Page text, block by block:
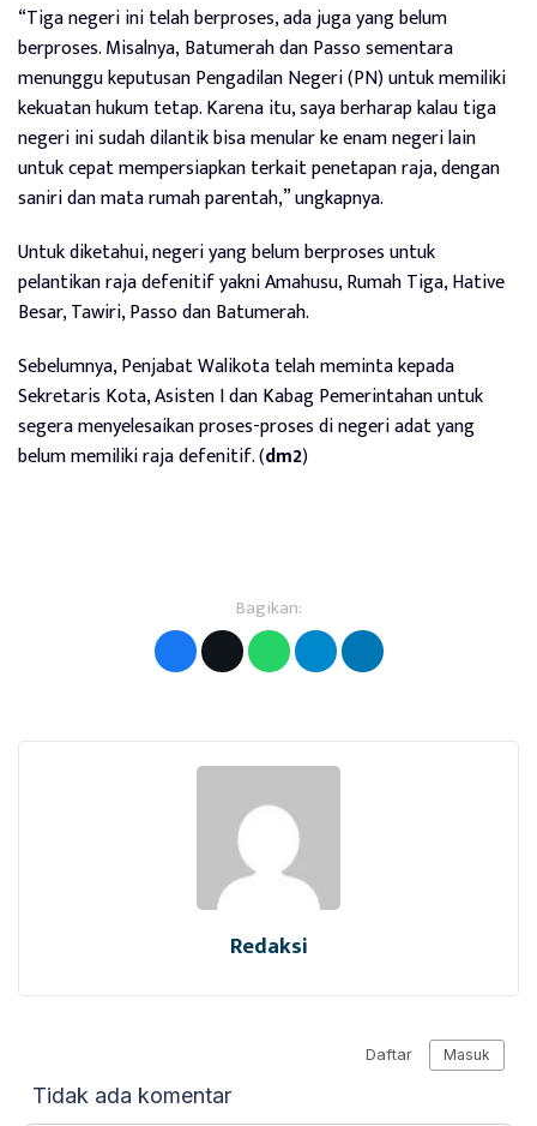
“Tiga negeri ini telah berproses, ada juga yang belum
berproses. Misalnya,Batumerah dan Passo sementara
menunggu keputusan Pengadilan Negeri (PN) untuk memiliki
kekuatan hukum tetap. Karena itu, saya berharap kalau tiga
negeri ini sudah dilantik bisa menular ke enam negeri lain
untuk cepat mempersiapkan terkait penetapan raja, dengan
saniri dan mata rumah parentah,” ungkapnya.
Untuk diketahui, negeri yang belum berproses untuk
pelantikan raja defenitif yakni Amahusu, Rumah Tiga, Hative
Besar, Tawiri, Passo dan Batumerah.
Sebelumnya, Penjabat Walikota telah meminta kepada
Sekretaris Kota, Asisten I dan Kabag Pemerintahan untuk
segera menyelesaikan proses-proses di negeri adat yang
belum memiliki raja defenitif. (dm2)
Bagikan:
Redaksi